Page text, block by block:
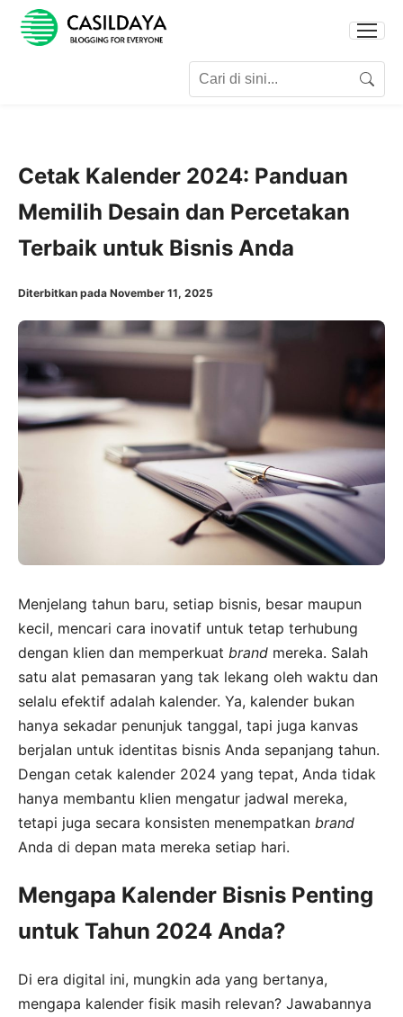
Search
Cetak Kalender 2024: Panduan
Memilih Desain dan Percetakan
Terbaik untuk Bisnis Anda
Diterbitkan pada November 11, 2025
Menjelang tahun baru, setiap bisnis, besar maupun
kecil, mencari cara inovatif untuk tetap terhubung
dengan klien dan memperkuat brand mereka. Salah
satu alat pemasaran yang tak lekang oleh waktu dan
selalu efektif adalah kalender. Ya, kalender bukan
hanya sekadar penunjuk tanggal, tapi juga kanvas
berjalan untuk identitas bisnis Anda sepanjang tahun.
Dengan cetak kalender 2024 yang tepat, Anda tidak
hanya membantu klien mengatur jadwal mereka,
tetapi juga secara konsisten menempatkan brand
Anda di depan mata mereka setiap hari.
Mengapa Kalender Bisnis Penting
untuk Tahun 2024 Anda?
Di era digital ini, mungkin ada yang bertanya,
mengapa kalender fisik masih relevan? Jawabannya